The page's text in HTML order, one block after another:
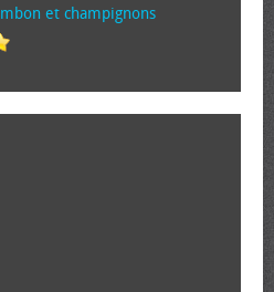
et champignons